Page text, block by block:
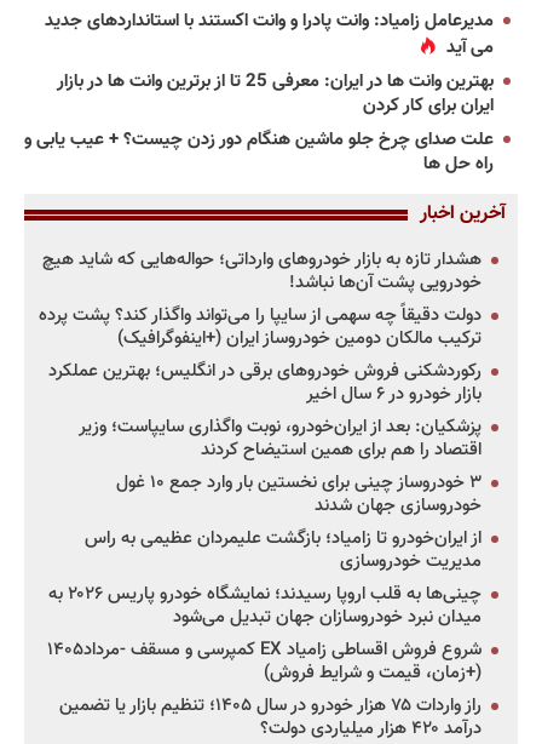
مدیرعامل زامیاد: وانت پادرا و وانت اکستند با استانداردهای جدید
می آید
بهترین وانت ها در ایران: معرفی 25 تا از برترین وانت ها در بازار
ایران برای کار کردن
علت صدای چرخ جلو ماشین هنگام دور زدن چیست؟ + عیب یابی و
راه حل ها
آخرین اخبار
هشدار تازه به بازار خودروهای وارداتی؛ حواله‌هایی که شاید هیچ
خودرویی پشت آن‌ها نباشد!
دولت دقیقاً چه سهمی از سایپا را می‌تواند واگذار کند؟ پشت پرده
ترکیب مالکان دومین خودروساز ایران (+اینفوگرافیک)
رکوردشکنی فروش خودروهای برقی در انگلیس؛ بهترین عملکرد
بازار خودرو در ۶ سال اخیر
پزشکیان: بعد از ایران‌خودرو، نوبت واگذاری سایپاست؛ وزیر
اقتصاد را هم برای همین استیضاح کردند
۳ خودروساز چینی برای نخستین بار وارد جمع ۱۰ غول
خودروسازی جهان شدند
از ایران‌خودرو تا زامیاد؛ بازگشت علیمردان عظیمی به راس
مدیریت خودروسازی
چینی‌ها به قلب اروپا رسیدند؛ نمایشگاه خودرو پاریس ۲۰۲۶ به
میدان نبرد خودروسازان جهان تبدیل می‌شود
شروع فروش اقساطی زامیاد EX کمپرسی و مسقف -مرداد۱۴۰۵
(+زمان، قیمت و شرایط فروش)
راز واردات ۷۵ هزار خودرو در سال ۱۴۰۵؛ تنظیم بازار یا تضمین
درآمد ۴۲۰ هزار میلیاردی دولت؟